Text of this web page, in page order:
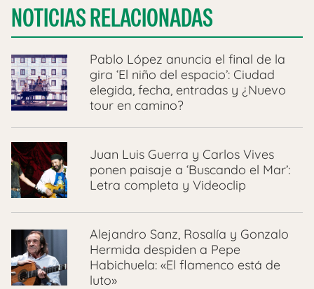
NOTICIAS RELACIONADAS
Pablo López anuncia el final de la
gira ‘El niño del espacio’: Ciudad
elegida, fecha, entradas y ¿Nuevo
tour en camino?
Juan Luis Guerra y Carlos Vives
ponen paisaje a ‘Buscando el Mar’:
Letra completa y Videoclip
Alejandro Sanz, Rosalía y Gonzalo
Hermida despiden a Pepe
Habichuela: «El flamenco está de
luto»